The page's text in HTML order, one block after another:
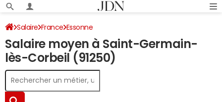
Salaire France Essonne
Salaire moyen à Saint-Germain-
lès-Corbeil (91250)